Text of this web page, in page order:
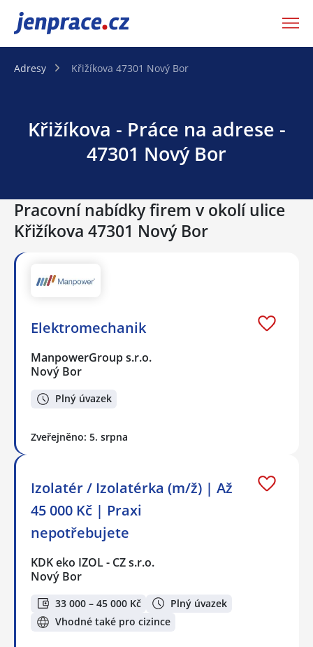
JenPráce.cz
Adresy Křižíkova 47301 Nový Bor
Křižíkova - Práce na adrese -
47301 Nový Bor
Pracovní nabídky firem v okolí ulice
Křižíkova 47301 Nový Bor
Elektromechanik
ManpowerGroup s.r.o.
Nový Bor
Plný úvazek
Zveřejněno: 5. srpna
Izolatér / Izolatérka (m/ž) | Až
45 000 Kč | Praxi
nepotřebujete
KDK eko IZOL - CZ s.r.o.
Nový Bor
33 000 – 45 000 Kč
Plný úvazek
Vhodné také pro cizince